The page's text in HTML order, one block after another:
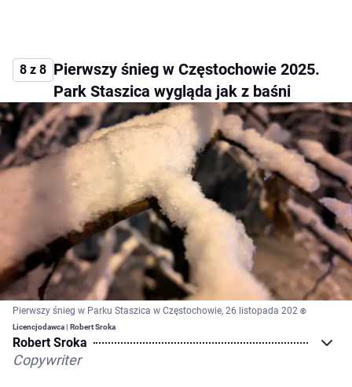
8 z 8 Pierwszy śnieg w Częstochowie 2025.
Park Staszica wygląda jak z baśni
Pierwszy śnieg w Parku Staszica w Częstochowie, 26 listopada 202 ©
Licencjodawca | Robert Sroka
Robert Sroka
Copywriter